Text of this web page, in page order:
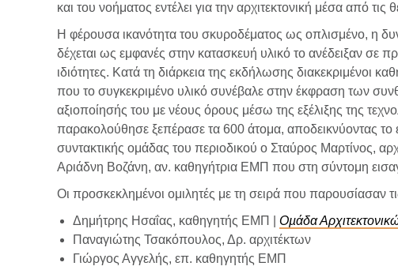
και του νοήματος εντέλει για την αρχιτεκτονική μέσα από
Η φέρουσα ικανότητα του σκυροδέματος ως οπλισμένο, η
δέχεται ως εμφανές στην κατασκευή υλικό το ανέδειξαν σε
ιδιότητες. Κατά τη διάρκεια της εκδήλωσης διακεκριμένοι
που το συγκεκριμένο υλικό συνέβαλε στην έκφραση των
αξιοποίησής του με νέους όρους μέσω της εξέλιξης της
παρακολούθησε ξεπέρασε τα 600 άτομα, αποδεικνύοντας το
συντακτικής ομάδας του περιοδικού ο Σταύρος Μαρτίνος,
Αριάδνη Βοζάνη, αν. καθηγήτρια ΕΜΠ που στη σύντομη
Οι προσκεκλημένοι ομιλητές με τη σειρά που παρουσίασαν
Δημήτρης Ησαΐας, καθηγητής ΕΜΠ | Οµάδα
Παναγιώτης Τσακόπουλος, Δρ. αρχιτέκτων
Γιώργος Αγγελής, επ. καθηγητής ΕΜΠ